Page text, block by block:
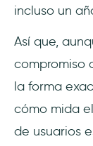
incluso un
Así que,
compromiso
la forma
cómo mida
de usuarios